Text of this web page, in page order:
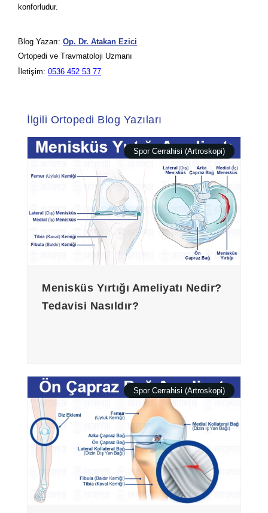
konforludur.
Blog Yazarı: Op. Dr. Atakan Ezici
Ortopedi ve Travmatoloji Uzmanı
İletişim: 0536 452 53 77
İlgili Ortopedi Blog Yazıları
Spor Cerrahisi (Artroskopi)
Menisküs Yırtığı Ameliyatı Nedir?
Tedavisi Nasıldır?
Spor Cerrahisi (Artroskopi)